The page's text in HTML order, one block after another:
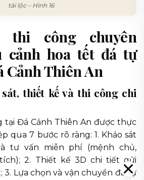
tài lộc – Hình 16
thi công chuyên
cảnh hoa tết đá tự
Thiên An
thiết kế và thi công chi
Đá Cảnh Thiên An được thực
qua 7 bước rõ ràng: 1. Khảo sát
tư vấn miễn phí (mệnh chủ,
2. Thiết kế 3D chi tiết gửi
3. Lựa chọn và vận chuyển đá tự